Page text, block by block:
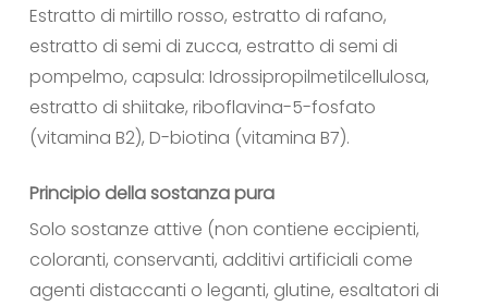
Estratto di mirtillo rosso, estratto di rafano,
estratto di semi di zucca, estratto di semi di
pompelmo, capsula: Idrossipropilmetilcellulosa,
estratto di shiitake, riboflavina-5-fosfato
(vitamina B2), D-biotina (vitamina B7).
Principio della sostanza pura
Solo sostanze attive (non contiene eccipienti,
coloranti, conservanti, additivi artificiali come
agenti distaccanti o leganti, glutine, esaltatori di